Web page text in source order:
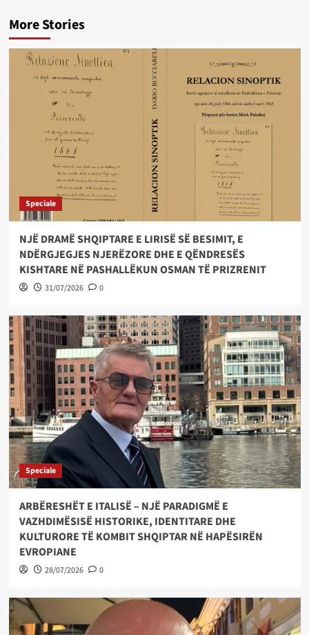
More Stories
Speciale
NJË DRAMË SHQIPTARE E LIRISË SË BESIMIT, E
NDËRGJEGJES NJERËZORE DHE E QËNDRESËS
KISHTARE NË PASHALLËKUN OSMAN TË PRIZRENIT
31/07/2026 0
Speciale
ARBËRESHËT E ITALISË – NJË PARADIGMË E
VAZHDIMËSISË HISTORIKE, IDENTITARE DHE
KULTURORE TË KOMBIT SHQIPTAR NË HAPËSIRËN
EVROPIANE
28/07/2026 0